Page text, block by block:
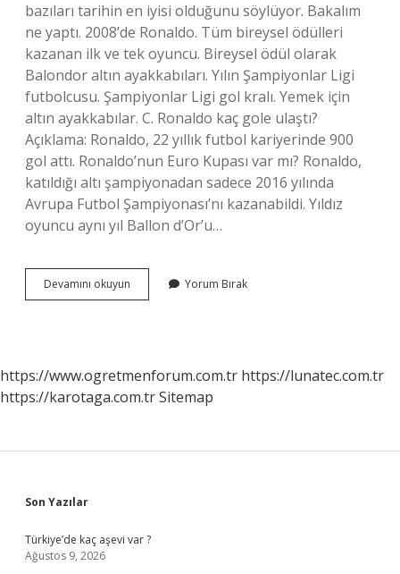
bazıları tarihin en iyisi olduğunu söylüyor. Bakalım
ne yaptı. 2008’de Ronaldo. Tüm bireysel ödülleri
kazanan ilk ve tek oyuncu. Bireysel ödül olarak
Balondor altın ayakkabıları. Yılın Şampiyonlar Ligi
futbolcusu. Şampiyonlar Ligi gol kralı. Yemek için
altın ayakkabılar. C. Ronaldo kaç gole ulaştı?
Açıklama: Ronaldo, 22 yıllık futbol kariyerinde 900
gol attı. Ronaldo’nun Euro Kupası var mı? Ronaldo,
katıldığı altı şampiyonadan sadece 2016 yılında
Avrupa Futbol Şampiyonası’nı kazanabildi. Yıldız
oyuncu aynı yıl Ballon d’Or’u…
Devamını okuyun Ronaldo
Dünya
Yorum Bırak
https://www.ogretmenforum.com.tr https://lunatec.com.tr
https://karotaga.com.trSitemap
Sidebar
Son Yazılar
Türkiye’de kaç aşevi var ?
Ağustos 9, 2026